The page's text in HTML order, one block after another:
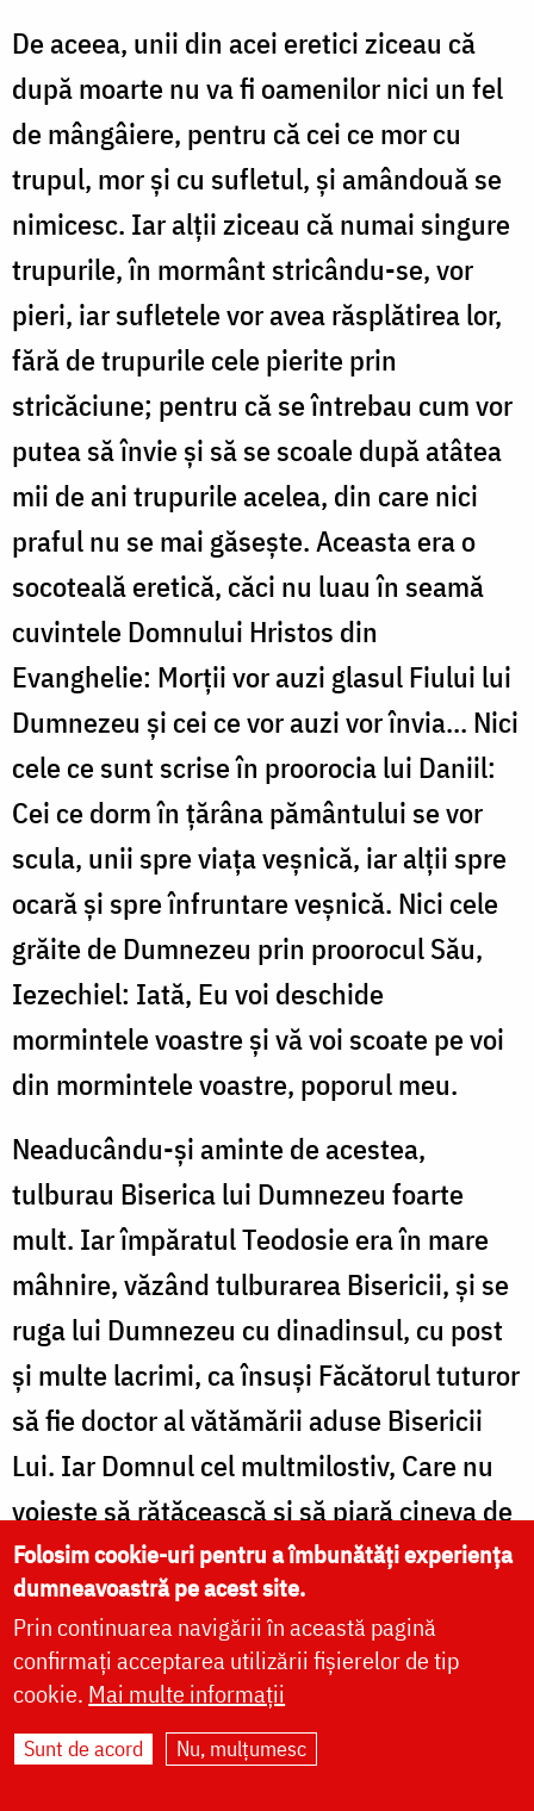
De aceea, unii din acei eretici ziceau că
după moarte nu va fi oamenilor nici un fel
de mângâiere, pentru că cei ce mor cu
trupul, mor și cu sufletul, și amândouă se
nimicesc. Iar alții ziceau că numai singure
trupurile, în mormânt stricându-se, vor
pieri, iar sufletele vor avea răsplătirea lor,
fără de trupurile cele pierite prin
stricăciune; pentru că se întrebau cum vor
putea să învie și să se scoale după atâtea
mii de ani trupurile acelea, din care nici
praful nu se mai găsește. Aceasta era o
socoteală eretică, căci nu luau în seamă
cuvintele Domnului Hristos din
Evanghelie: Morții vor auzi glasul Fiului lui
Dumnezeu și cei ce vor auzi vor învia... Nici
cele ce sunt scrise în proorocia lui Daniil:
Cei ce dorm în țărâna pământului se vor
scula, unii spre viața veșnică, iar alții spre
ocară și spre înfruntare veșnică. Nici cele
grăite de Dumnezeu prin proorocul Său,
Iezechiel: Iată, Eu voi deschide
mormintele voastre și vă voi scoate pe voi
din mormintele voastre, poporul meu.
Neaducându-și aminte de acestea,
tulburau Biserica lui Dumnezeu foarte
mult. Iar împăratul Teodosie era în mare
mâhnire, văzând tulburarea Bisericii, și se
ruga lui Dumnezeu cu dinadinsul, cu post
și multe lacrimi, ca însuși Făcătorul tuturor
să fie doctor al vătămării aduse Bisericii
Lui. Iar Domnul cel multmilostiv, Care nu
voiește să rătăcească și să piară cineva de
la credința cea adevărată, a auzit
rugăciunea împăratului și suspinele cu
lacrimi ale credincioșilor celor mulți și a
descoperit tuturor la arătare taina cea
așteptată a învierii morților și a vieții
Folosim cookie-uri pentru a îmbunătăți experiența
dumneavoastră pe acest site.
Prin continuarea navigării în această pagină
confirmați acceptarea utilizării fișierelor de tip
cookie. Mai multe informații
Sunt de acord Nu, mulțumesc